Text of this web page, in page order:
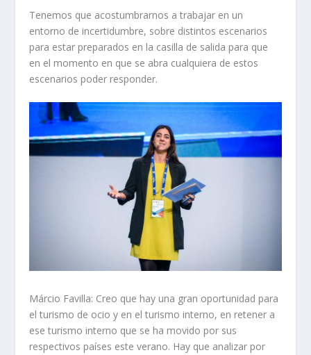
Tenemos que acostumbrarnos a trabajar en un
entorno de incertidumbre, sobre distintos escenarios
para estar preparados en la casilla de salida para que
en el momento en que se abra cualquiera de estos
escenarios poder responder.
Márcio Favilla: Creo que hay una gran oportunidad para
el turismo de ocio y en el turismo interno, en retener a
ese turismo interno que se ha movido por sus
respectivos países este verano. Hay que analizar por